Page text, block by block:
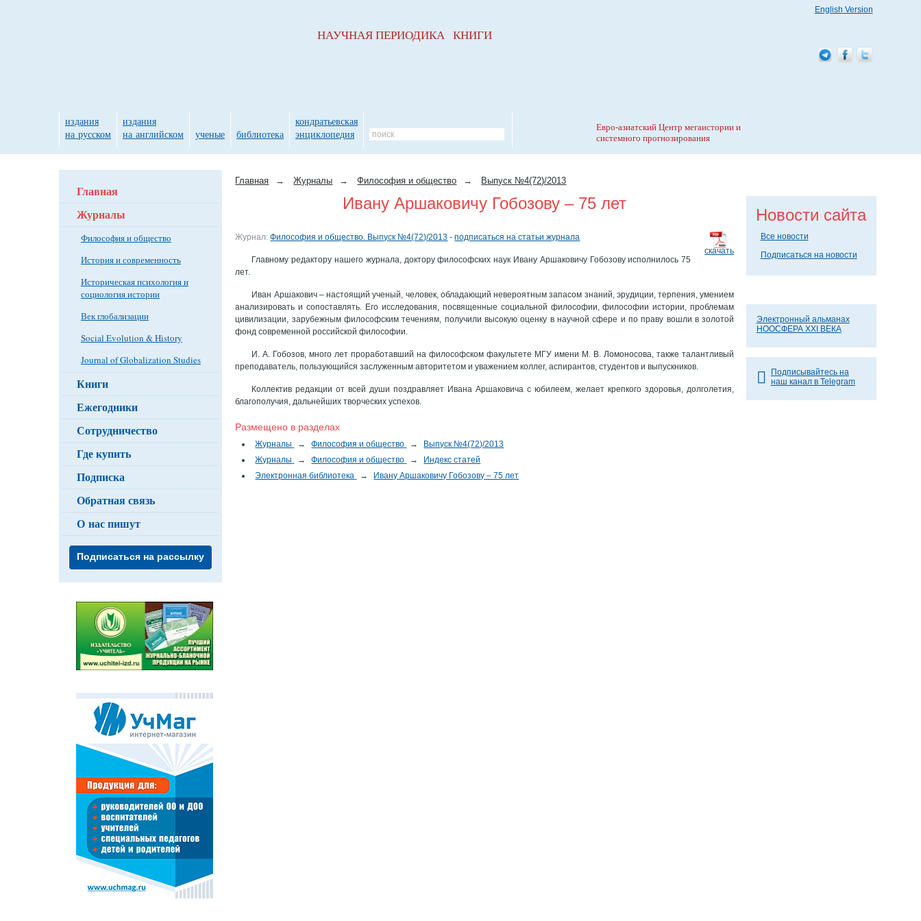
Главная → Журналы → Философия и общество → Выпуск №4(72)/2013
Ивану Аршаковичу Гобозову – 75 лет
скачать
Журнал: Философия и общество. Выпуск №4(72)/2013 -подписаться на статьи журнала
Главному редактору нашего журнала, доктору философских наук Ивану Аршаковичу Гобозову исполнилось 75
лет.
Иван Аршакович – настоящий ученый, человек, обладающий невероятным запасом знаний, эрудиции, терпения, умением
анализировать и сопоставлять. Его исследования, посвященные социальной философии, философии истории, проблемам
цивилизации, зарубежным философским течениям, получили высокую оценку в научной сфере и по праву вошли в золотой
фонд современной российской философии.
И. А. Гобозов, много лет проработавший на философском факультете МГУ имени М. В. Ломоносова, также талантливый
преподаватель, пользующийся заслуженным авторитетом и уважением коллег, аспирантов, студентов и выпускников.
Коллектив редакции от всей души поздравляет Ивана Аршаковича с юбилеем, желает крепкого здоровья, долголетия,
благополучия, дальнейших творческих успехов.
Размещено в разделах
Журналы → Философия и общество →
Выпуск №4(72)/2013
Журналы
→ Философия и общество →
Индекс статей
Электронная библиотека
→ Ивану Аршаковичу Гобозову – 75 лет
Главная
Журналы
Философия и общество
История и современность
Историческая психология и
социология истории
Век глобализации
Social Evolution & History
Journal of Globalization Studies
Книги
Ежегодники
Сотрудничество
Где купить
Подписка
Обратная связь
О нас пишут
Подписаться на рассылку
Новости сайта
Все новости
Подписаться на новости
Электронный альманах
НООСФЕРА XXI ВЕКА
Подписывайтесь на
наш канал в Telegram
НАУЧНАЯ ПЕРИОДИКА КНИГИ
издания
на русском
издания
на английском
ученые библиотека
кондратьевская
энциклопедия
Евро-азиатский Центр мегаистории и
системного прогнозирования
English Version